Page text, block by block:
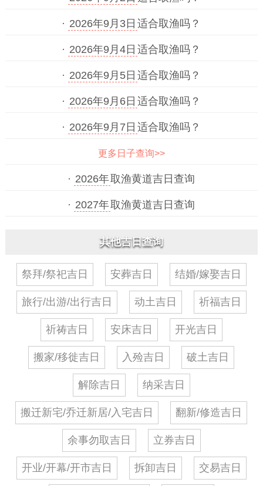
· 2026年9月3日 适合取渔吗？
· 2026年9月4日 适合取渔吗？
· 2026年9月5日 适合取渔吗？
· 2026年9月6日 适合取渔吗？
· 2026年9月7日 适合取渔吗？
更多日子查询>>
· 2026年取渔黄道吉日查询
· 2027年取渔黄道吉日查询
其他吉日查询
祭拜/祭祀吉日 安葬吉日 结婚/嫁娶吉日
旅行/出游/出行吉日 动土吉日 祈福吉日
祈祷吉日 安床吉日 开光吉日
搬家/移徙吉日 入殓吉日 破土吉日
解除吉日 纳采吉日
搬迁新宅/乔迁新居/入宅吉日 翻新/修造吉日
余事勿取吉日 立券吉日
开业/开幕/开市吉日 拆卸吉日 交易吉日